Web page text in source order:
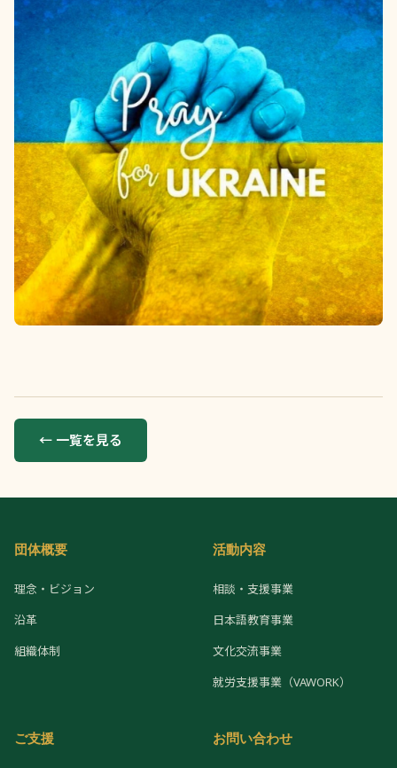
← 一覧を見る
団体概要
理念・ビジョン
沿革
組織体制
活動内容
相談・支援事業
日本語教育事業
文化交流事業
就労支援事業（VAWORK）
ご支援 お問い合わせ